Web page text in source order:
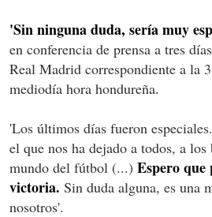
'Sin ninguna duda, sería muy
en conferencia de prensa a tres
Real Madrid correspondiente a la
mediodía hora hondureña.
'Los últimos días fueron
el que nos ha dejado a todos, a
mundo del fútbol (...) Espero que
victoria. Sin duda alguna, es una
nosotros'.